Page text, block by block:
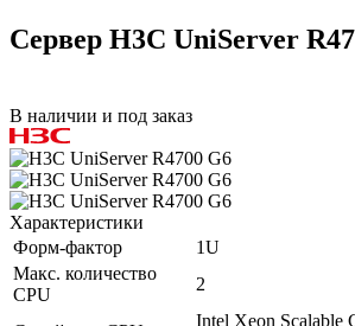
Сервер H3C UniServer
В наличии и под заказ
Характеристики
Форм-фактор
1U
Макс. количество
CPU
2
Intel Xeon Scalable